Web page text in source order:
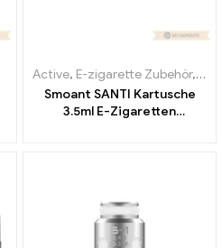
Active, E-zigarette Zubehör,
Smoant SANTI Kartusche
3.5ml E-Zigaretten